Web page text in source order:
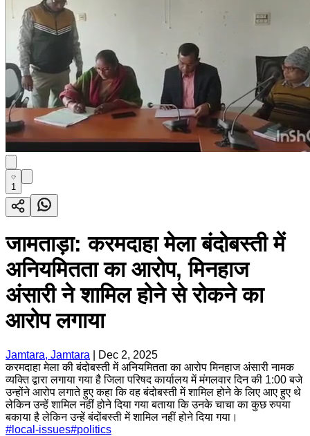
1
जामताड़ा: करमदाहा मेला बंदोबस्ती में
अनियमितता का आरोप, मिनहाज
अंसारी ने शामिल होने से रोकने का
आरोप लगाया
Jamtara, Jamtara
Dec 2, 2025
करमदाहा मेला की बंदोबस्ती में अनियमितता का आरोप मिनहाज अंसारी नामक
व्यक्ति द्वारा लगाया गया है जिला परिषद कार्यालय में मंगलवार दिन की 1:00 बजे
उन्होंने आरोप लगाते हुए कहा कि वह बंदोबस्ती में शामिल होने के लिए आए हुए थे
लेकिन उन्हें शामिल नहीं होने दिया गया बताया कि उनके चाचा का कुछ रुपया
बकाया है लेकिन उन्हें बंदोंबस्ती में शामिल नहीं होने दिया गया।
# local-issues#politics